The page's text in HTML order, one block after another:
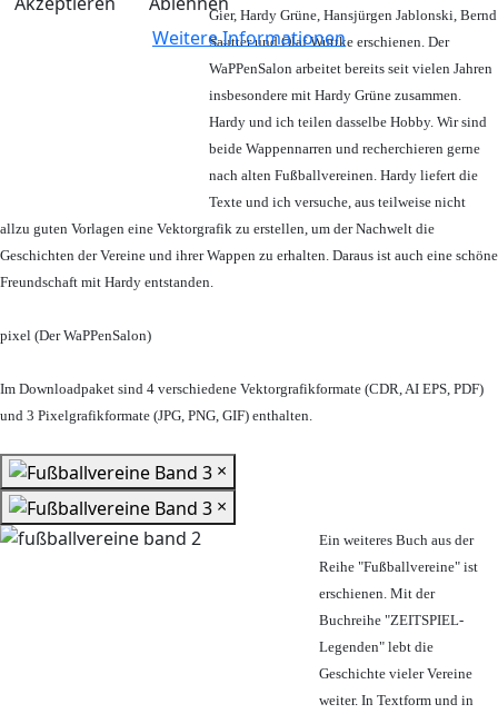
Weitere Informationen
Gier, Hardy Grüne, Hansjürgen Jablonski, Bernd
Sautter und Olaf Wuttke erschienen. Der
WaPPenSalon arbeitet bereits seit vielen Jahren
insbesondere mit Hardy Grüne zusammen.
Hardy und ich teilen dasselbe Hobby. Wir sind
beide Wappennarren und recherchieren gerne
nach alten Fußballvereinen. Hardy liefert die
Texte und ich versuche, aus teilweise nicht
allzu guten Vorlagen eine Vektorgrafik zu erstellen, um der Nachwelt die
Geschichten der Vereine und ihrer Wappen zu erhalten. Daraus ist auch eine schöne
Freundschaft mit Hardy entstanden.
pixel (Der WaPPenSalon)
Im Downloadpaket sind 4 verschiedene Vektorgrafikformate (CDR, AI EPS, PDF)
und 3 Pixelgrafikformate (JPG, PNG, GIF) enthalten.
×
×
Ein weiteres Buch aus der
Reihe "Fußballvereine" ist
erschienen. Mit der
Buchreihe "ZEITSPIEL-
Legenden" lebt die
Geschichte vieler Vereine
weiter. In Textform und in